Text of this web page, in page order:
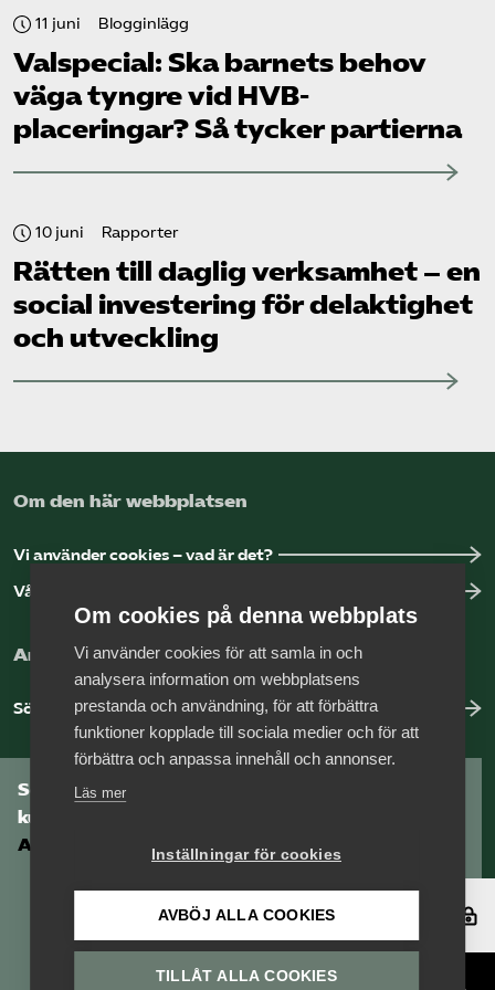
11 juni Blogginlägg
Valspecial: Ska barnets behov
väga tyngre vid HVB-
placeringar? Så tycker partierna
10 juni Rapporter
Rätten till daglig verksamhet – en
social investering för delaktighet
och utveckling
Om den här webbplatsen
Vi använder cookies – vad är det?
Vår dataskyddspolicy
Arbeta hos Vårdföretagarna?
Sök jobb hos oss
Som medlem har du tillgång till vår digitala
kunskapsbank
Arbetsgivarguiden
Logga in
Om cookies på denna webbplats
Vi använder cookies för att samla in och
analysera information om webbplatsens
prestanda och användning, för att förbättra
funktioner kopplade till sociala medier och för att
förbättra och anpassa innehåll och annonser.
Läs mer
Inställningar för cookies
AVBÖJ ALLA COOKIES
TILLÅT ALLA COOKIES